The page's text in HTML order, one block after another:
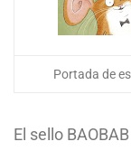
Portada de
El sello